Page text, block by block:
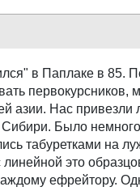
в Паплаке в 85.
первокурсников,
азии. Нас привезли
Было
табуретками на
это
ефрейтору.